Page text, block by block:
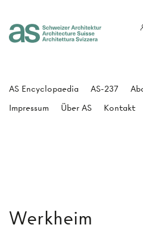
Werkheim
AS Encyclopaedia AS-237
Impressum
Über AS Kontakt